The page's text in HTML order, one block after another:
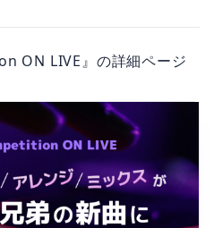
ON LIVE』の詳細ページ